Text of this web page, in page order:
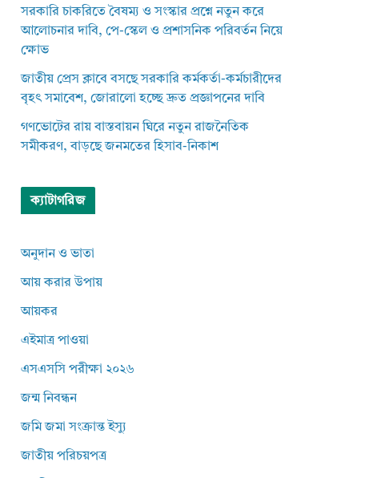
সরকারি চাকরিতে বৈষম্য ও সংস্কার প্রশ্নে নতুন করে
আলোচনার দাবি, পে-স্কেল ও প্রশাসনিক পরিবর্তন নিয়ে
ক্ষোভ
জাতীয় প্রেস ক্লাবে বসছে সরকারি কর্মকর্তা-কর্মচারীদের
বৃহৎ সমাবেশ, জোরালো হচ্ছে দ্রুত প্রজ্ঞাপনের দাবি
গণভোটের রায় বাস্তবায়ন ঘিরে নতুন রাজনৈতিক
সমীকরণ, বাড়ছে জনমতের হিসাব-নিকাশ
ক্যাটাগরিজ
অনুদান ও ভাতা
আয় করার উপায়
আয়কর
এইমাত্র পাওয়া
এসএসসি পরীক্ষা ২০২৬
জন্ম নিবন্ধন
জমি জমা সংক্রান্ত ইস্যু
জাতীয় পরিচয়পত্র